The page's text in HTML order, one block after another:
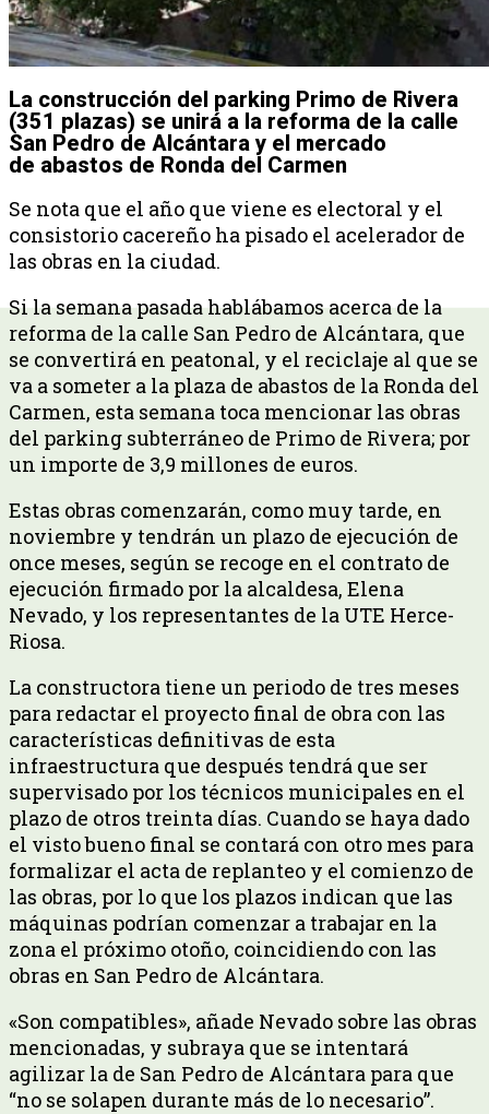
La construcción del parking Primo de Rivera
(351 plazas) se unirá a la reforma de la calle
San Pedro de Alcántara y el mercado
de abastos de Ronda del Carmen
Se nota que el año que viene es electoral y el
consistorio cacereño ha pisado el acelerador de
las obras en la ciudad.
Si la semana pasada hablábamos acerca de la
reforma de la calle San Pedro de Alcántara, que
se convertirá en peatonal, y el reciclaje al que se
va a someter a la plaza de abastos de la Ronda del
Carmen, esta semana toca mencionar las obras
del parking subterráneo de Primo de Rivera; por
un importe de 3,9 millones de euros.
Estas obras comenzarán, como muy tarde, en
noviembre y tendrán un plazo de ejecución de
once meses, según se recoge en el contrato de
ejecución firmado por la alcaldesa, Elena
Nevado, y los representantes de la UTE Herce-
Riosa.
La constructora tiene un periodo de tres meses
para redactar el proyecto final de obra con las
características definitivas de esta
infraestructura que después tendrá que ser
supervisado por los técnicos municipales en el
plazo de otros treinta días. Cuando se haya dado
el visto bueno final se contará con otro mes para
formalizar el acta de replanteo y el comienzo de
las obras, por lo que los plazos indican que las
máquinas podrían comenzar a trabajar en la
zona el próximo otoño, coincidiendo con las
obras en San Pedro de Alcántara.
«Son compatibles», añade Nevado sobre las obras
mencionadas, y subraya que se intentará
agilizar la de San Pedro de Alcántara para que
“no se solapen durante más de lo necesario”.